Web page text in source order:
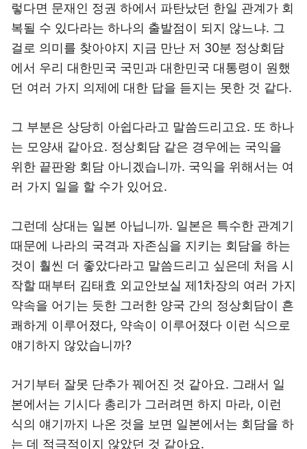
렇다면 문재인 정권 하에서 파탄났던 한일 관계가 회
복될 수 있다라는 하나의 출발점이 되지 않느냐. 그
걸로 의미를 찾아야지 지금 만난 저 30분 정상회담
에서 우리 대한민국 국민과 대한민국 대통령이 원했
던 여러 가지 의제에 대한 답을 듣지는 못한 것 같다.
그 부분은 상당히 아쉽다라고 말씀드리고요. 또 하나
는 모양새 같아요. 정상회담 같은 경우에는 국익을
위한 끝판왕 회담 아니겠습니까. 국익을 위해서는 여
러 가지 일을 할 수가 있어요.
그런데 상대는 일본 아닙니까. 일본은 특수한 관계기
때문에 나라의 국격과 자존심을 지키는 회담을 하는
것이 훨씬 더 좋았다라고 말씀드리고 싶은데 처음 시
작할 때부터 김태효 외교안보실 제1차장의 여러 가지
약속을 어기는 듯한 그러한 양국 간의 정상회담이 흔
쾌하게 이루어졌다, 약속이 이루어졌다 이런 식으로
얘기하지 않았습니까?
거기부터 잘못 단추가 꿰어진 것 같아요. 그래서 일
본에서는 기시다 총리가 그러려면 하지 마라, 이런
식의 얘기까지 나온 것을 보면 일본에서는 회담을 하
는 데 적극적이지 않았던 것 같아요.